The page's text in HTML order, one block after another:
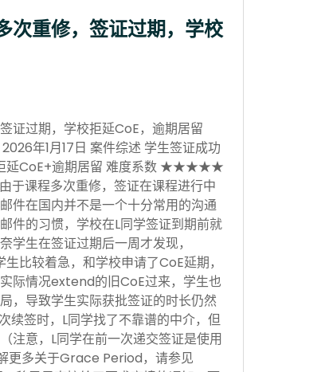
次重修，签证过期，学校
证过期，学校拒延CoE，逾期居留
年1月17日 案件综述 学生签证成功
延CoE+逾期居留 难度系数 ★★★★★
于课程多次重修，签证在课程进行中
件在国内并不是一个十分常用的沟通
件的习惯，学校在L同学签证到期前就
学生在签证过期后一周才发现，
比较着急，和学校申请了CoE延期，
际情况extend的旧CoE过来，学生也
，导致学生实际获批签证的时长仍然
签时，L同学找了不靠谱的中介，但
注意，L同学在前一次递交签证是使用
更多关于Grace Period，请参见